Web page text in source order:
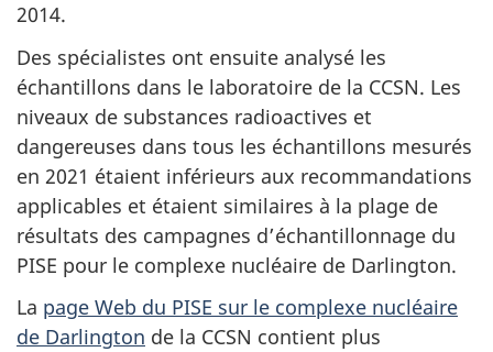
2014.
Des spécialistes ont ensuite analysé les
échantillons dans le laboratoire de la CCSN. Les
niveaux de substances radioactives et
dangereuses dans tous les échantillons mesurés
en 2021 étaient inférieurs aux recommandations
applicables et étaient similaires à la plage de
résultats des campagnes d’échantillonnage du
PISE pour le complexe nucléaire de Darlington.
La page Web du PISE sur le complexe nucléaire
de Darlington de la CCSN contient plus